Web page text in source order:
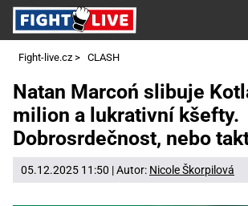
Fight-live.cz > CLASH
Natan Marcoń slibuje
milion a lukrativní kšefty.
Dobrosrdečnost, nebo
05.12.2025 11:50 | Autor: Nicole Škorpilová